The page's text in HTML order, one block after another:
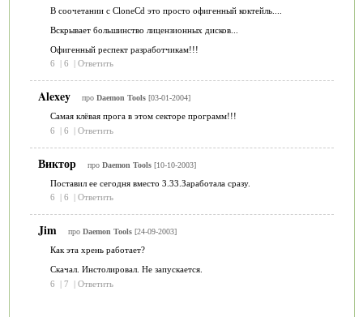
В соочетании с CloneCd это просто офигенный коктейль....
Вскрывает большинство лицензионных дисков...
Офигенный респект разработчикам!!!
6
| 6 | Ответить
Alexey про Daemon Tools [03-01-2004]
Самая клёвая прога в этом секторе программ!!!
6
| 6 | Ответить
Виктор про Daemon Tools [10-10-2003]
Поставил ее сегодня вместо 3.33.Заработала сразу.
6
| 6 | Ответить
Jim про Daemon Tools [24-09-2003]
Как эта хрень работает?
Скачал. Инстолировал. Не запускается.
6
| 7 | Ответить